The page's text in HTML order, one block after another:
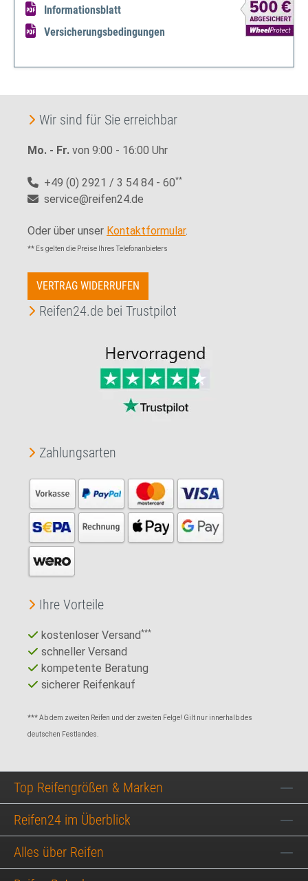
Informationsblatt
Versicherungsbedingungen
Wir sind für Sie erreichbar
Mo. - Fr. von 9:00 - 16:00 Uhr
+49 (0) 2921 / 3 54 84 - 60**
service@reifen24.de
Oder über unser Kontaktformular.
** Es gelten die Preise Ihres Telefonanbieters
VERTRAG WIDERRUFEN
Reifen24.de bei Trustpilot
Zahlungsarten
Ihre Vorteile
kostenloser Versand***
schneller Versand
kompetente Beratung
sicherer Reifenkauf
*** Ab dem zweiten Reifen und der zweiten Felge! Gilt nur innerhalb des
deutschen Festlandes.
Top Reifengrößen & Marken
Reifen24 im Überblick
Alles über Reifen